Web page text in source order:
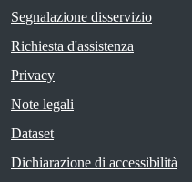
Segnalazione disservizio
Richiesta d'assistenza
Privacy
Note legali
Dataset
Dichiarazione di accessibilità